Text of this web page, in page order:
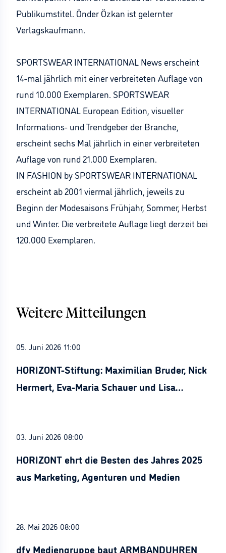
Publikumstitel. Önder Özkan ist gelernter
Verlagskaufmann.
SPORTSWEAR INTERNATIONAL News erscheint
14-mal jährlich mit einer verbreiteten Auflage von
rund 10.000 Exemplaren. SPORTSWEAR
INTERNATIONAL European Edition, visueller
Informations- und Trendgeber der Branche,
erscheint sechs Mal jährlich in einer verbreiteten
Auflage von rund 21.000 Exemplaren.
IN FASHION by SPORTSWEAR INTERNATIONAL
erscheint ab 2001 viermal jährlich, jeweils zu
Beginn der Modesaisons Frühjahr, Sommer, Herbst
und Winter. Die verbreitete Auflage liegt derzeit bei
120.000 Exemplaren.
Weitere Mitteilungen
05. Juni 2026 11:00
HORIZONT-Stiftung: Maximilian Bruder, Nick
Hermert, Eva-Maria Schauer und Lisa
03. Juni 2026 08:00
HORIZONT ehrt die Besten des Jahres 2025
aus Marketing, Agenturen und Medien
28. Mai 2026 08:00
dfv Mediengruppe baut ARMBANDUHREN